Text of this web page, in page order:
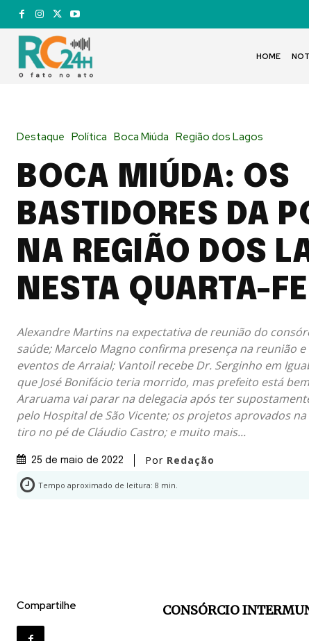
HOME
Destaque Política Boca Miúda Região dos Lagos
BOCA MIÚDA: OS
BASTIDORES DA
NA REGIÃO DOS
NESTA QUARTA-
Alexandre Martins na expectativa de reunião do
saúde; Marcelo Magno confirma presença na reunião
eventos de Arraial; Vantoil recebe Dr. Serginho em
que José Bonifácio teria morrido, mas prefeito está
Araruama vai parar na delegacia após ter
pelo Hospital de São Vicente; os projetos aprovados
tiro no pé de Cláudio Castro; e muito mais...
25 de maio de 2022 Por Redação
Tempo aproximado de leitura: 8 min.
Compartilhe CONSÓRCIO